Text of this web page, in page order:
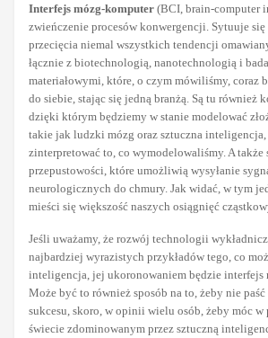
Interfejs mózg-komputer (BCI, brain-computer
zwieńczenie procesów konwergencji. Sytuuje się
przecięcia niemal wszystkich tendencji
łącznie z biotechnologią, nanotechnologią i
materiałowymi, które, o czym mówiliśmy, coraz
do siebie, stając się jedną branżą. Są tu również
dzięki którym będziemy w stanie modelować
takie jak ludzki mózg oraz sztuczna
zinterpretować to, co wymodelowaliśmy. A
przepustowości, które umożliwią wysyłanie
neurologicznych do chmury. Jak widać, w tym
mieści się większość naszych osiągnięć
Jeśli uważamy, że rozwój technologii
najbardziej wyrazistych przykładów tego, co
inteligencja, jej ukoronowaniem będzie interfejs
Może być to również sposób na to, żeby nie paść
sukcesu, skoro, w opinii wielu osób, żeby móc w
świecie zdominowanym przez sztuczną